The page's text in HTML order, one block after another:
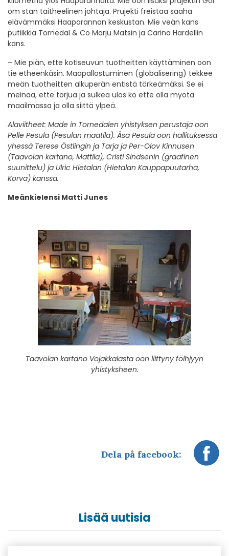
om stan taitheelinen johtaja. Prujekti freistaa saaha
elävämmäksi Haaparannan keskustan. Mie veän kans
putiikkia Tornedal & Co Marju Matsin ja Carina Hardellin
kans.
– Mie piän, ette kotiseuvun tuotheitten käyttäminen oon
tie etheenkäsin. Maapallostuminen (globalisering) tekkee
meän tuotheitten alkuperän entistä tärkeämäksi. Se ei
meinaa, ette torjua ja sulkea ulos ko ette olla myötä
maailmassa ja olla siittä ylpeä.
Alaviitheet: Made in Tornedalen yhistyksen perustaja oon
Pelle Pesula (Pesulan maatila). Åsa Pesula oon hallituksessa
yhessä Terese Östlingin ja Tarja ja Per-Olov Kinnusen
(Taavolan kartano, Mattila), Cristi Sindsenin (graafinen
suunittelu) ja Ulric Hietalan (Hietalan Kauppapuutarha,
Korva) kanssa.
Meänkielensi Matti Junes
Taavolan kartano Vojakkalasta oon liittyny fölhjyyn
yhistyksheen.
Dela på facebook:
Lisää uutisia